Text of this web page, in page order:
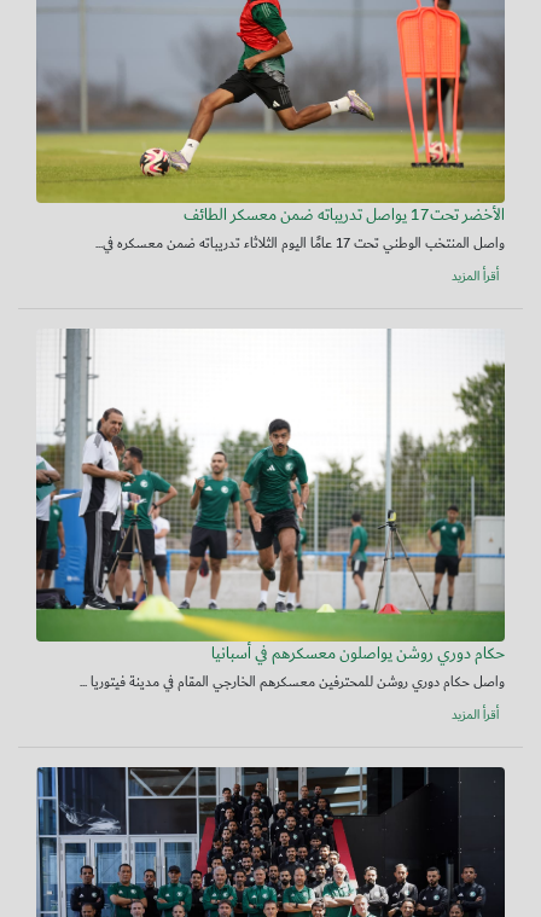
الأخضر تحت17 يواصل تدريباته ضمن معسكر الطائف
واصل المنتخب الوطني تحت 17 عامًا اليوم الثلاثاء تدريباته ضمن معسكره في...
أقرأ المزيد
حكام دوري روشن يواصلون معسكرهم في أسبانيا
واصل حكام دوري روشن للمحترفين معسكرهم الخارجي المقام في مدينة فيتوريا ...
أقرأ المزيد